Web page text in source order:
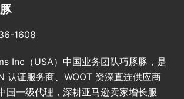
1608
Inc（USA）中国业务团队巧豚豚，是
认证服务商、WOOT 资深直连供应商
国一级代理，深耕亚马逊卖家增长服